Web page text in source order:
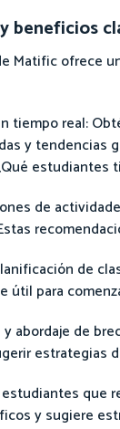
beneficios
Matific ofrece
tiempo real:
y tendencias
de
de
útil para
abordaje de
estrategias
que
y sugiere